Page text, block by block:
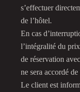
s’effectuer
de l’hôtel.
En cas
l’intégralité du
de réservation
ne sera accordé
Le client est